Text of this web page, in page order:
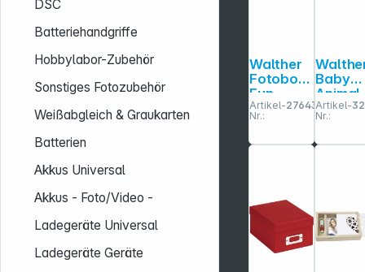
DSC
Batteriehandgriffe
Hobbylabor-Zubehör
Sonstiges Fotozubehör
Weißabgleich & Graukarten
Batterien
Akkus Universal
Akkus - Foto/Video -
Ladegeräte Universal
Ladegeräte Geräte
Walther
Fotobox
Fun
schwarz
700
Fotos
10x15
Artikel-
Nr.:
276432
Baby
Animal
rosa
Baby
Artikel-
Nr.: